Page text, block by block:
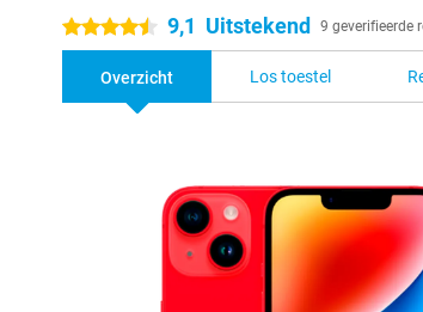
4.5 sterren 9,1 Uitstekend 9 geverifieerde
Overzicht Los toestel